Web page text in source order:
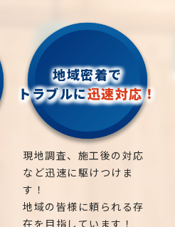
地域密着で
トラブルに迅速対応！
現地調査、施工後の対応
など迅速に駆けつけま
す！
地域の皆様に頼られる存
在を目指しています！